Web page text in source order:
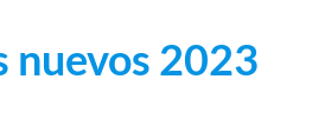
nuevos 2023